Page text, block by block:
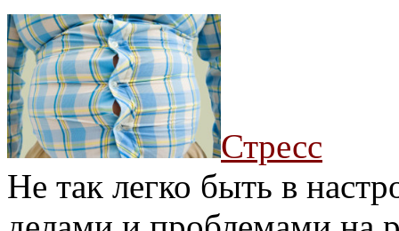
Стресс
Не так легко быть в